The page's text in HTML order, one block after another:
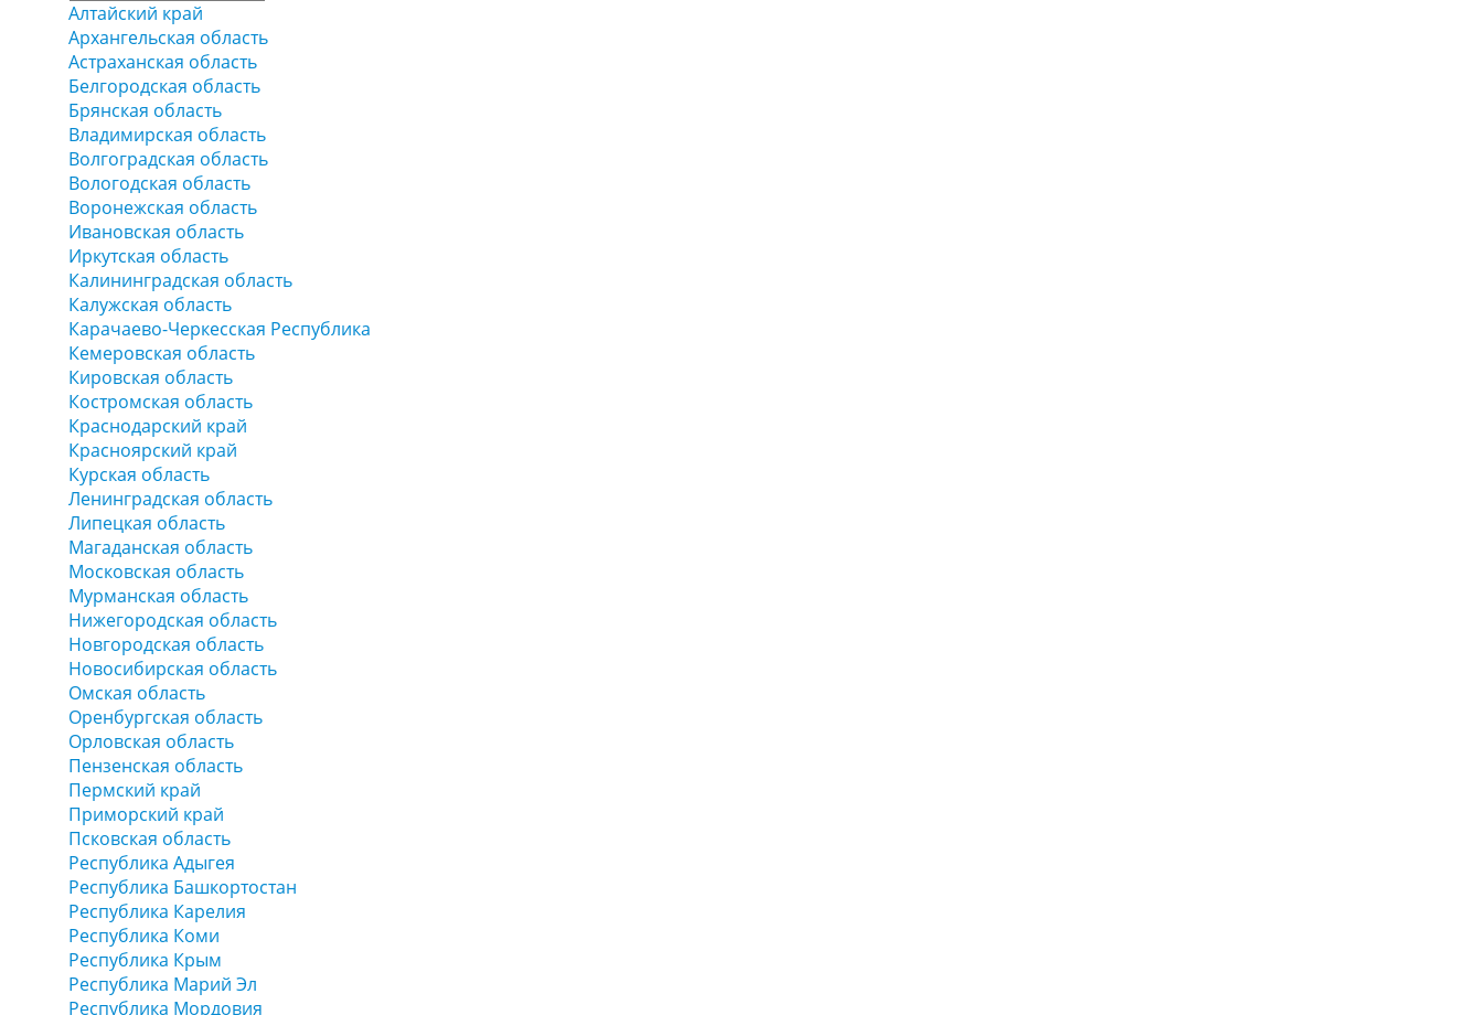
Алтайский край
Архангельская область
Астраханская область
Белгородская область
Брянская область
Владимирская область
Волгоградская область
Вологодская область
Воронежская область
Ивановская область
Иркутская область
Калининградская область
Калужская область
Карачаево-Черкесская Республика
Кемеровская область
Кировская область
Костромская область
Краснодарский край
Красноярский край
Курская область
Ленинградская область
Липецкая область
Магаданская область
Московская область
Мурманская область
Нижегородская область
Новгородская область
Новосибирская область
Омская область
Оренбургская область
Орловская область
Пензенская область
Пермский край
Приморский край
Псковская область
Республика Адыгея
Республика Башкортостан
Республика Карелия
Республика Коми
Республика Крым
Республика Марий Эл
Республика Мордовия